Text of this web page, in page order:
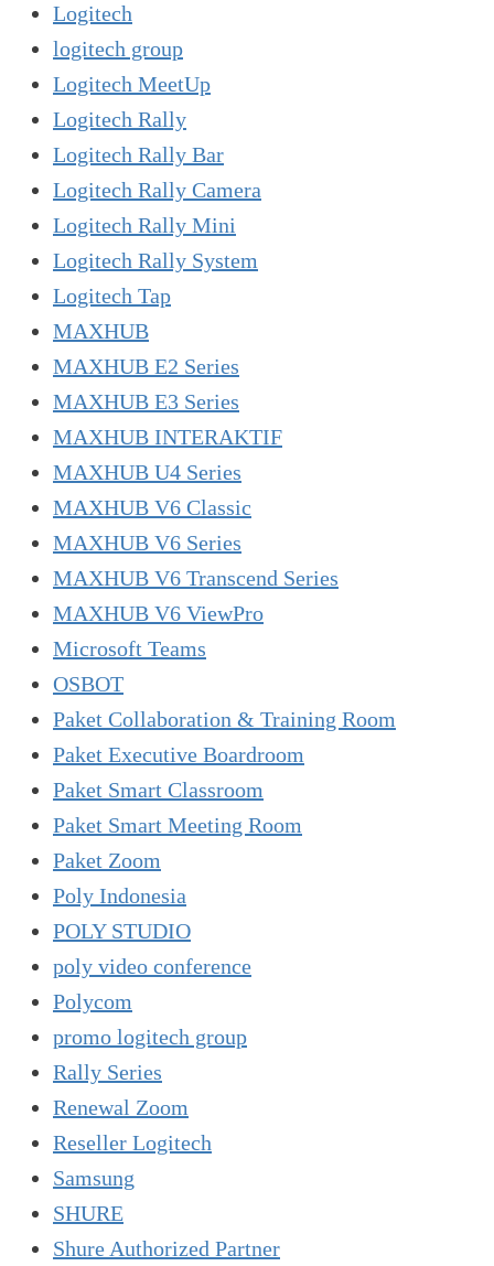
Logitech
logitech group
Logitech MeetUp
Logitech Rally
Logitech Rally Bar
Logitech Rally Camera
Logitech Rally Mini
Logitech Rally System
Logitech Tap
MAXHUB
MAXHUB E2 Series
MAXHUB E3 Series
MAXHUB INTERAKTIF
MAXHUB U4 Series
MAXHUB V6 Classic
MAXHUB V6 Series
MAXHUB V6 Transcend Series
MAXHUB V6 ViewPro
Microsoft Teams
OSBOT
Paket Collaboration & Training Room
Paket Executive Boardroom
Paket Smart Classroom
Paket Smart Meeting Room
Paket Zoom
Poly Indonesia
POLY STUDIO
poly video conference
Polycom
promo logitech group
Rally Series
Renewal Zoom
Reseller Logitech
Samsung
SHURE
Shure Authorized Partner